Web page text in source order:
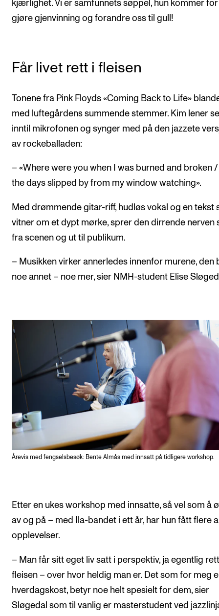
kjærlighet. Vi er samfunnets søppel, hun kommer for
gjøre gjenvinning og forandre oss til gull!
Får livet rett i fleisen
Tonene fra Pink Floyds «Coming Back to Life»
med luftegårdens summende stemmer. Kim lener
inntil mikrofonen og synger med på den jazzete
av rockeballaden:
– «Where were you when I was burned and broken
the days slipped by from my window watching».
Med drømmende gitar-riff, hudløs vokal og en tekst
vitner om et dypt mørke, sprer den dirrende nerven
fra scenen og ut til publikum.
– Musikken virker annerledes innenfor murene, den
noe annet – noe mer, sier NMH-student Elise
Årevis med fengselsbesøk: Bente Almås med innsatt på tidligere workshop.
Etter en ukes workshop med innsatte, så vel som å
av og på – med Ila-bandet i ett år, har hun fått flere
opplevelser.
– Man får sitt eget liv satt i perspektiv, ja egentlig
fleisen – over hvor heldig man er. Det som for meg
hverdagskost, betyr noe helt spesielt for dem, sier
Sløgedal som til vanlig er masterstudent ved